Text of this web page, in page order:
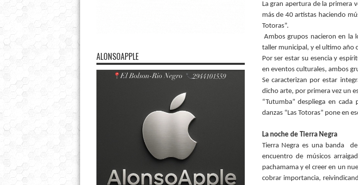
La gran apertura de la primera
más de 40 artistas haciendo
Totoras”.
Ambos grupos nacieron en la
taller municipal, y el ultimo año
Por ser estar su esencia y
en eventos culturales, ambos
Se caracterizan por estar
dicho arte, por primera vez un
“Tutumba” despliega en
danzas “Las Totoras” pone en
La noche de Tierra Negra
Tierra Negra es una banda
encuentro de músicos
pachamama y el creer en un
cobrar importancia,
ALONSOAPPLE